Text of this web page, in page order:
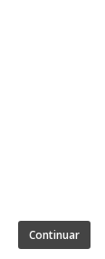
Continuar